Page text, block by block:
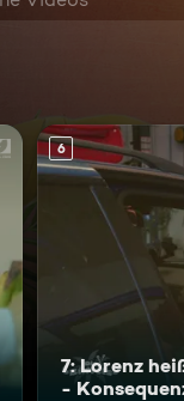
6
7: Lorenz
-